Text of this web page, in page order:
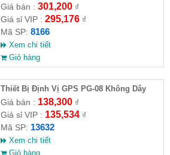
Giá bán : 301,200₫
Giá sỉ VIP : 295,176₫
Mã SP: 8166
Xem chi tiết
Giỏ hàng
Thiết Bị Định Vị GPS PG-08 Không Dây
Thông Minh
Giá bán : 138,300₫
Giá sỉ VIP : 135,534₫
Mã SP: 13632
Xem chi tiết
Giỏ hàng